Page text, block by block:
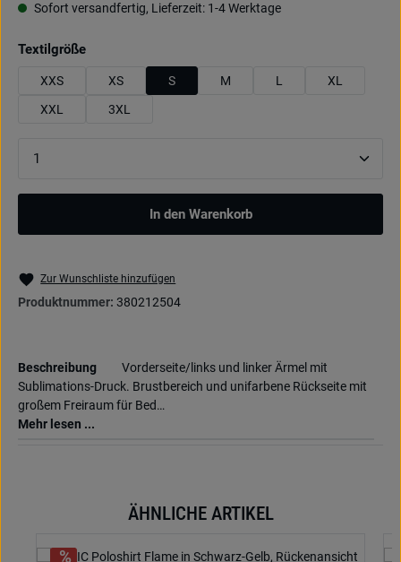
Sofort versandfertig, Lieferzeit: 1-4 Werktage
Textilgrößeauswählen
XXS XS S M L
XL
XXL
3XL
Produkt Anzahl: Gib den gewünschten Wert ein
In den Warenkorb
Zur Wunschliste hinzufügen
Produktnummer: 380212504
Beschreibung
Vorderseite/links und linker Ärmel mit
Sublimations-Druck. Brustbereich und unifarbene Rückseite mit
großem Freiraum für Bed…
Mehr lesen ...
Produktgalerie überspringenÄHNLICHE ARTIKEL